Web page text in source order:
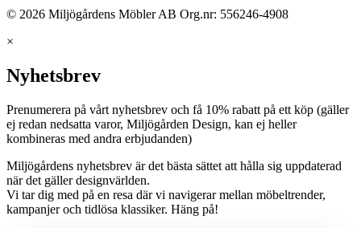
© 2026 Miljögårdens Möbler AB Org.nr: 556246-4908
×
Nyhetsbrev
Prenumerera på vårt nyhetsbrev och få 10% rabatt på ett köp (gäller
ej redan nedsatta varor, Miljögården Design, kan ej heller
kombineras med andra erbjudanden)
Miljögårdens nyhetsbrev är det bästa sättet att hålla sig uppdaterad
när det gäller designvärlden.
Vi tar dig med på en resa där vi navigerar mellan möbeltrender,
kampanjer och tidlösa klassiker. Häng på!